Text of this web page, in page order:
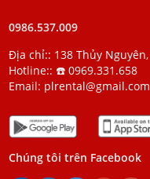
0986.537.009
Địa chỉ:: 138 Thủy
Hotline:: ☎️ 0969.331.658
Email: plrental@gmail.com
Chúng tôi trên Facebook